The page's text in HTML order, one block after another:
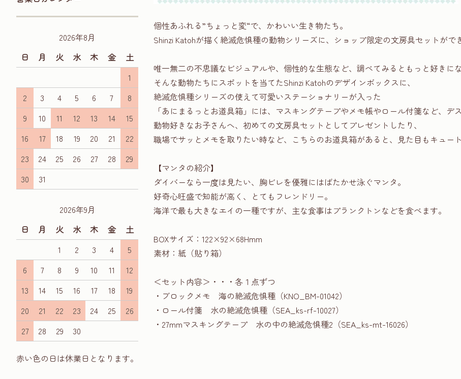
2026年8月
日
月 火 水 木 金
土
1
2
3 4 5 6 7
8
9
10 11 12 13 14
15
16
17 18 19 20 21
22
23
24 25 26 27 28
29
30
31
2026年9月
日
月 火 水 木 金
土
1
2 3 4
5
6
7 8 9 10 11
12
13
14 15 16 17 18
19
20
21 22 23 24 25
26
27
28 29 30
赤い色の日は休業日となります。
個性あふれる”ちょっと変“で、かわいい生き物たち。
Shinzi Katohが描く絶滅危惧種の動物シリーズに、ショップ限定の文房具セットがで
唯一無二の不思議なビジュアルや、個性的な生態など、調べてみるともっと好きに
そんな動物たちにスポットを当てたShinzi Katohのデザインボックスに、
絶滅危惧種シリーズの使えて可愛いステーショナリーが入った
「あにまるっとお道具箱」には、マスキングテープやメモ帳やロール付箋など、デ
動物好きなお子さんへ、初めての文房具セットとしてプレゼントしたり、
職場でサッとメモを取りたい時など、こちらのお道具箱があると、見た目もキュー
【マンタの紹介】
ダイバーなら一度は見たい、胸ビレを優雅にはばたかせ泳ぐマンタ。
好奇心旺盛で知能が高く、とてもフレンドリー。
海洋で最も大きなエイの一種ですが、主な食事はプランクトンなどを食べます。
BOXサイズ：122×92×68Hmm
素材：紙（貼り箱）
＜セット内容＞・・・各１点ずつ
・ブロックメモ 海の絶滅危惧種（KNO_BM-01042）
・ロール付箋 水の絶滅危惧種（SEA_ks-rf-10027）
・27mmマスキングテープ 水の中の絶滅危惧種2（SEA_ks-mt-16026）